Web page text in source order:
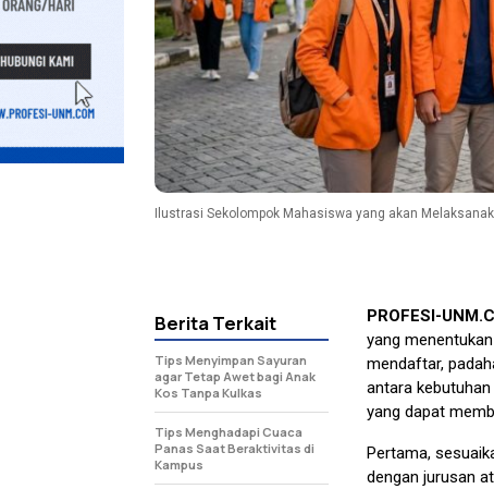
Ilustrasi Sekolompok Mahasiswa yang akan
PROFESI-
yang
mendaftar,
antara
yang dapat
Pertama,
dengan jurusan
Berita Terkait
Tips Menyimpan Sayuran
agar Tetap Awet bagi Anak
Kos Tanpa Kulkas
Tips Menghadapi Cuaca
Panas Saat Beraktivitas di
Kampus